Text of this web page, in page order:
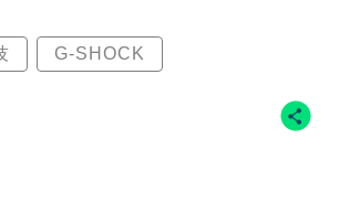
G-SHOCK